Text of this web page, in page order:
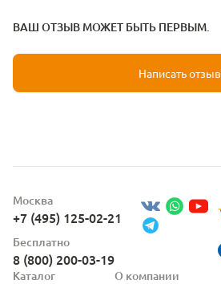
ВАШ ОТЗЫВ МОЖЕТ БЫТЬ ПЕРВЫМ.
Написать отзыв
Москва
+7 (495) 125-02-21
Бесплатно
8 (800) 200-03-19
Каталог О компании